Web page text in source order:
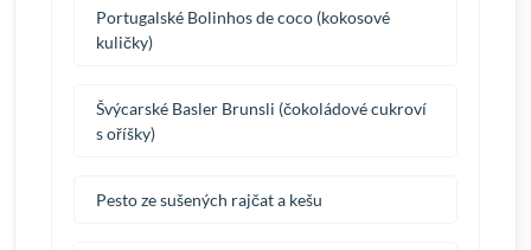
Portugalské Bolinhos de coco (kokosové
kuličky)
Švýcarské Basler Brunsli (čokoládové cukroví
s oříšky)
Pesto ze sušených rajčat a kešu